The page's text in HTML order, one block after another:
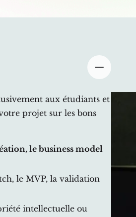
aux étudiants et
projet sur les bons
le business model
le MVP, la validation
intellectuelle ou